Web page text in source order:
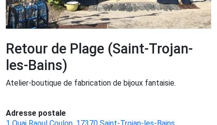
Retour de Plage (Saint-Trojan-
les-Bains)
Atelier-boutique de fabrication de bijoux fantaisie.
Adresse postale